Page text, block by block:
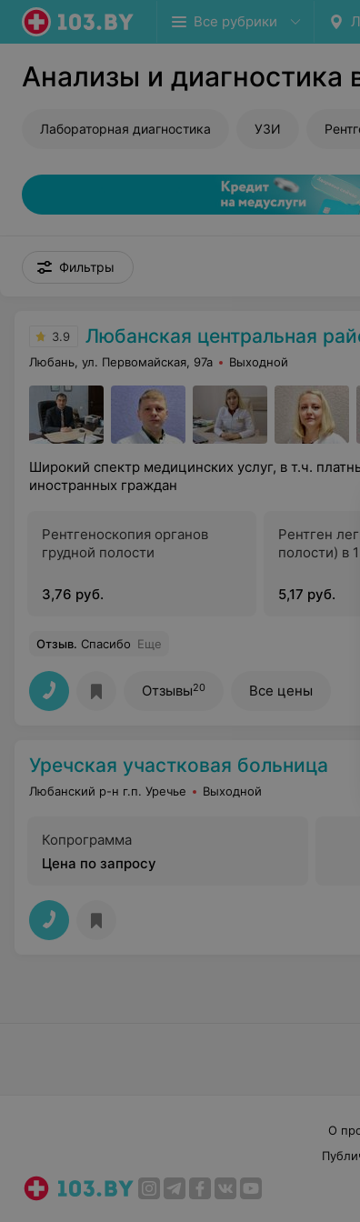
Все рубрики
Анализы и диагностика
Лабораторная диагностика УЗИ
Фильтры
3.9 Любанская центральная
Любань, ул. Первомайская, 97а Выходной
Широкий спектр медицинских услуг, в т.ч.
иностранных граждан
Рентгеноскопия органов
грудной полости
3,76 руб.
Рентген
полости) в
5,17 руб.
Отзыв. Спасибо Еще
Отзывы20 Все цены
Уречская участковая больница
Любанский р-н г.п. Уречье Выходной
Копрограмма
Цена по запросу
О